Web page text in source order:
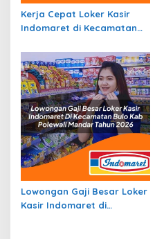
Kerja Cepat Loker Kasir
Indomaret di Kecamatan
Tahun 2026
Lowongan Gaji Besar Loker
Kasir Indomaret di